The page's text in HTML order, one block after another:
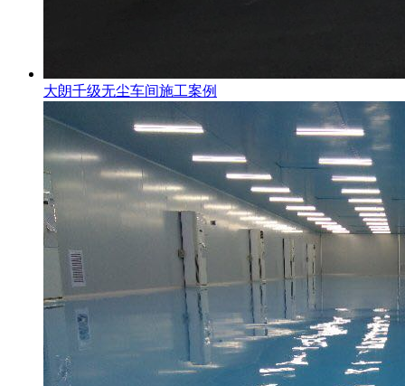
大朗千级无尘车间施工案例